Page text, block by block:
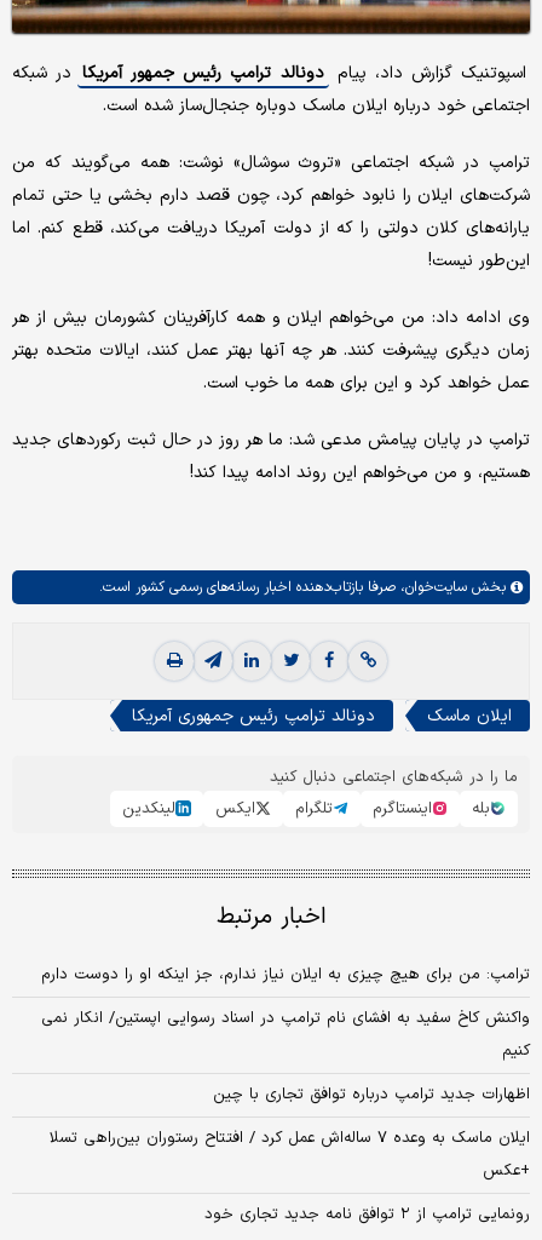
اسپوتنیک گزارش داد، پیام دونالد ترامپ رئیس جمهور آمریکا در شبکه
اجتماعی خود درباره ایلان ماسک دوباره جنجال‌ساز شده است.
ترامپ در شبکه اجتماعی «تروث سوشال» نوشت: همه می‌گویند که من
شرکت‌های ایلان را نابود خواهم کرد، چون قصد دارم بخشی یا حتی تمام
یارانه‌های کلان دولتی را که از دولت آمریکا دریافت می‌کند، قطع کنم. اما
این‌طور نیست!
وی ادامه داد: من می‌خواهم ایلان و همه کارآفرینان کشورمان بیش از هر
زمان دیگری پیشرفت کنند. هر چه آنها بهتر عمل کنند، ایالات متحده بهتر
عمل خواهد کرد و این برای همه ما خوب است.
ترامپ در پایان پیامش مدعی شد: ما هر روز در حال ثبت رکوردهای جدید
هستیم، و من می‌خواهم این روند ادامه پیدا کند!
بخش سایت‌خوان، صرفا بازتاب‌دهنده اخبار رسانه‌های رسمی کشور است.
ایلان ماسک دونالد ترامپ رئیس جمهوری آمریکا
ما را در شبکه‌های اجتماعی دنبال کنید
بله
اینستاگرم تلگرام ایکس لینکدین
اخبار مرتبط
ترامپ: من برای هیچ چیزی به ایلان نیاز ندارم، جز اینکه او را دوست دارم
واکنش کاخ سفید به افشای نام ترامپ در اسناد رسوایی اپستین/ انکار نمی
کنیم
اظهارات جدید ترامپ درباره توافق تجاری با چین
ایلان ماسک به وعده‌‌ ۷ ساله‌اش عمل کرد / افتتاح رستوران بین‌راهی تسلا
+عکس
رونمایی ترامپ از ۲ توافق نامه جدید تجاری خود